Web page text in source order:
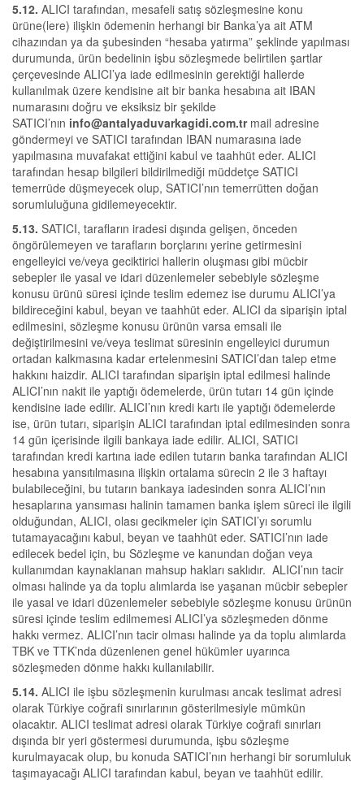
5.12. ALICI tarafından, mesafeli satış sözleşmesine konu
ürüne(lere) ilişkin ödemenin herhangi bir Banka’ya ait ATM
cihazından ya da şubesinden “hesaba yatırma” şeklinde yapılması
durumunda, ürün bedelinin işbu sözleşmede belirtilen şartlar
çerçevesinde ALICI’ya iade edilmesinin gerektiği hallerde
kullanılmak üzere kendisine ait bir banka hesabına ait IBAN
numarasını doğru ve eksiksiz bir şekilde
SATICI’nın info@antalyaduvarkagidi.com.trmail adresine
göndermeyi ve SATICI tarafından IBAN numarasına iade
yapılmasına muvafakat ettiğini kabul ve taahhüt eder. ALICI
tarafından hesap bilgileri bildirilmediği müddetçe SATICI
temerrüde düşmeyecek olup, SATICI’nın temerrütten doğan
sorumluluğuna gidilemeyecektir.
5.13. SATICI, tarafların iradesi dışında gelişen, önceden
öngörülemeyen ve tarafların borçlarını yerine getirmesini
engelleyici ve/veya geciktirici hallerin oluşması gibi mücbir
sebepler ile yasal ve idari düzenlemeler sebebiyle sözleşme
konusu ürünü süresi içinde teslim edemez ise durumu ALICI’ya
bildireceğini kabul, beyan ve taahhüt eder. ALICI da siparişin iptal
edilmesini, sözleşme konusu ürünün varsa emsali ile
değiştirilmesini ve/veya teslimat süresinin engelleyici durumun
ortadan kalkmasına kadar ertelenmesini SATICI’dan talep etme
hakkını haizdir. ALICI tarafından siparişin iptal edilmesi halinde
ALICI’nın nakit ile yaptığı ödemelerde, ürün tutarı 14 gün içinde
kendisine iade edilir. ALICI’nın kredi kartı ile yaptığı ödemelerde
ise, ürün tutarı, siparişin ALICI tarafından iptal edilmesinden sonra
14 gün içerisinde ilgili bankaya iade edilir. ALICI, SATICI
tarafından kredi kartına iade edilen tutarın banka tarafından ALICI
hesabına yansıtılmasına ilişkin ortalama sürecin 2 ile 3 haftayı
bulabileceğini, bu tutarın bankaya iadesinden sonra ALICI’nın
hesaplarına yansıması halinin tamamen banka işlem süreci ile ilgili
olduğundan, ALICI, olası gecikmeler için SATICI’yı sorumlu
tutamayacağını kabul, beyan ve taahhüt eder. SATICI’nın iade
edilecek bedel için, bu Sözleşme ve kanundan doğan veya
kullanımdan kaynaklanan mahsup hakları saklıdır. ALICI’nın tacir
olması halinde ya da toplu alımlarda ise yaşanan mücbir sebepler
ile yasal ve idari düzenlemeler sebebiyle sözleşme konusu ürünün
süresi içinde teslim edilmemesi ALICI’ya sözleşmeden dönme
hakkı vermez. ALICI’nın tacir olması halinde ya da toplu alımlarda
TBK ve TTK’nda düzenlenen genel hükümler uyarınca
sözleşmeden dönme hakkı kullanılabilir.
5.14. ALICI ile işbu sözleşmenin kurulması ancak teslimat adresi
olarak Türkiye coğrafi sınırlarının gösterilmesiyle mümkün
olacaktır. ALICI teslimat adresi olarak Türkiye coğrafi sınırları
dışında bir yeri göstermesi durumunda, işbu sözleşme
kurulmayacak olup, bu konuda SATICI’nın herhangi bir sorumluluk
taşımayacağı ALICI tarafından kabul, beyan ve taahhüt edilir.